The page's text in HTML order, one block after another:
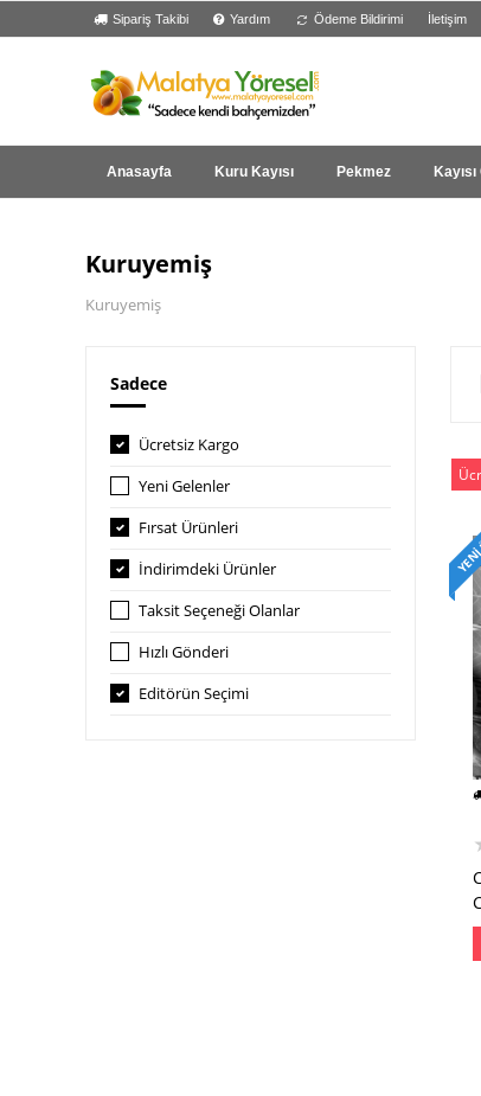
Sipariş Takibi Yardım Ödeme Bildirimi İletişim
Anasayfa Kuru Kayısı Pekmez
Kuruyemiş
Kuruyemiş
Sadece
Ücretsiz Kargo
Yeni Gelenler
Fırsat Ürünleri
İndirimdeki Ürünler
Taksit Seçeneği Olanlar
Hızlı Gönderi
Editörün Seçimi